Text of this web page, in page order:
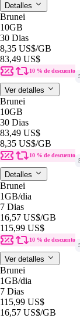
Detalles
Brunei
10GB
30 Dias
8,35 US$/GB
83,49 US$
10 % de descuento
Ver detalles
Brunei
10GB
30 Dias
83,49 US$
8,35 US$/GB
10 % de descuento
Detalles
Brunei
1GB/dia
7 Dias
16,57 US$/GB
115,99 US$
10 % de descuento
Ver detalles
Brunei
1GB/dia
7 Dias
115,99 US$
16,57 US$/GB